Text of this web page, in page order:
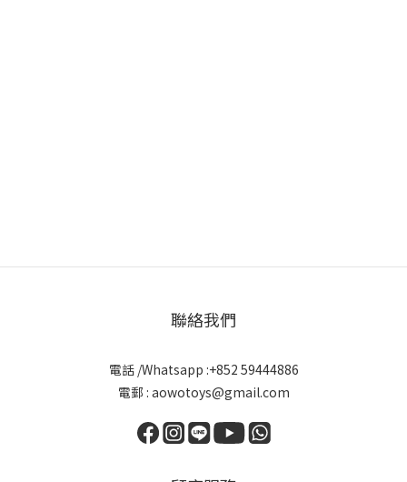
聯絡我們
電話 /Whatsapp :+852 59444886
電郵 : aowotoys@gmail.com